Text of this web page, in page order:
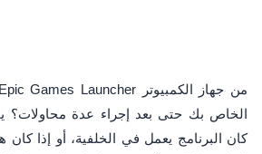
الخاص بك حتى بعد إجراء عدة محاولات؟
كان البرنامج يعمل في الخلفية، أو إذا